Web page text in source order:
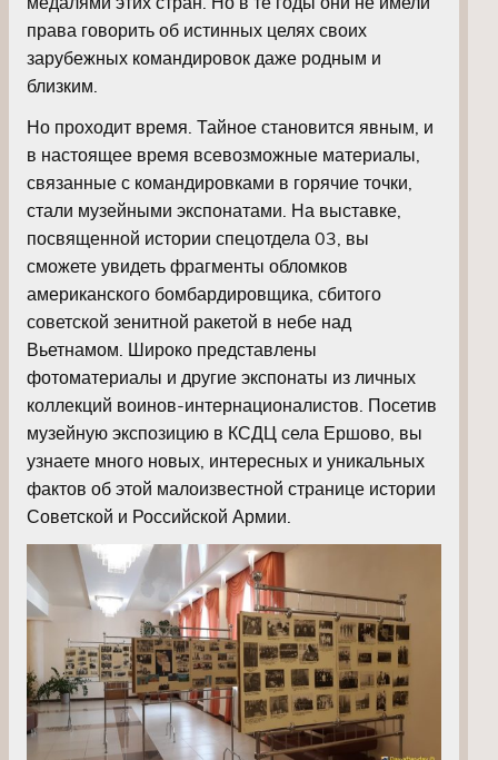
права говорить об истинных целях своих
зарубежных командировок даже родным и
близким.
Но проходит время. Тайное становится явным, и
в настоящее время всевозможные материалы,
связанные с командировками в горячие точки,
стали музейными экспонатами. На выставке,
посвященной истории спецотдела 03, вы
сможете увидеть фрагменты обломков
американского бомбардировщика, сбитого
советской зенитной ракетой в небе над
Вьетнамом. Широко представлены
фотоматериалы и другие экспонаты из личных
коллекций воинов-интернационалистов. Посетив
музейную экспозицию в КСДЦ села Ершово, вы
узнаете много новых, интересных и уникальных
фактов об этой малоизвестной странице истории
Советской и Российской Армии.